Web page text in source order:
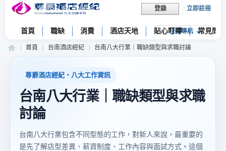
登錄 立即註冊
快捷導航
首頁 職缺 消費 酒店天地 貼心叮嚀 常見問題
首頁
›
台南酒店經紀
›
台南八大行業｜職缺類型與求職討論
尊爵酒店經紀・八大工作資訊
台南八大行業｜職缺類型與求職
討論
台南八大行業包含不同型態的工作，對新人來說，最重要的
是先了解店型差異、薪資制度、工作內容與面試方式。這個